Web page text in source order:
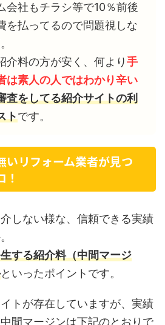
会社もチラシ等で10％前後
を払ってるので問題視しな
介料の方が安く、何より手
は素人の人ではわかり辛い
査をしてる紹介サイトの利
トです。
いリフォーム業者が見つ
！
しない様な、信頼できる実績
する紹介料（中間マージ
といったポイントです。
トが存在していますが、実績
間マージンは下記のとおりで